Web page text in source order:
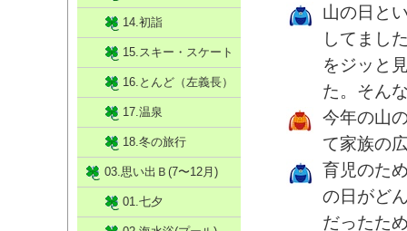
山の日と
してまし
をジッと
た。そん
今年の山
て家族の
育児のた
の日がど
だったた
14.初詣
15.スキー・スケート
16.とんど（左義長）
17.温泉
18.冬の旅行
03.思い出Ｂ(7〜12月)
01.七夕